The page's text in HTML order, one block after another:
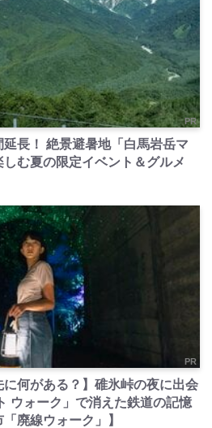
PR
長！ 絶景避暑地「白馬岩岳マ
む夏の限定イベント＆グルメ
PR
に何がある？】碓氷峠の夜に出会
ウォーク」で消えた鉄道の記憶
廃線ウォーク」】